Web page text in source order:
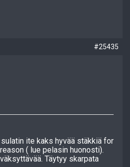
#25435
ite kaks hyvää stäkkiä for
( lue pelasin huonosti).
Täytyy skarpata